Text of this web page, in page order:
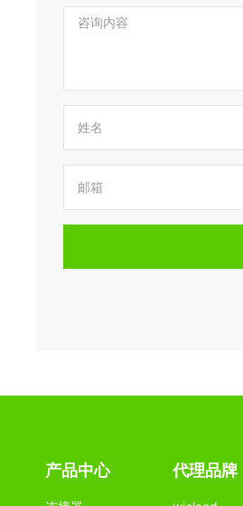
产品中心 代理品牌